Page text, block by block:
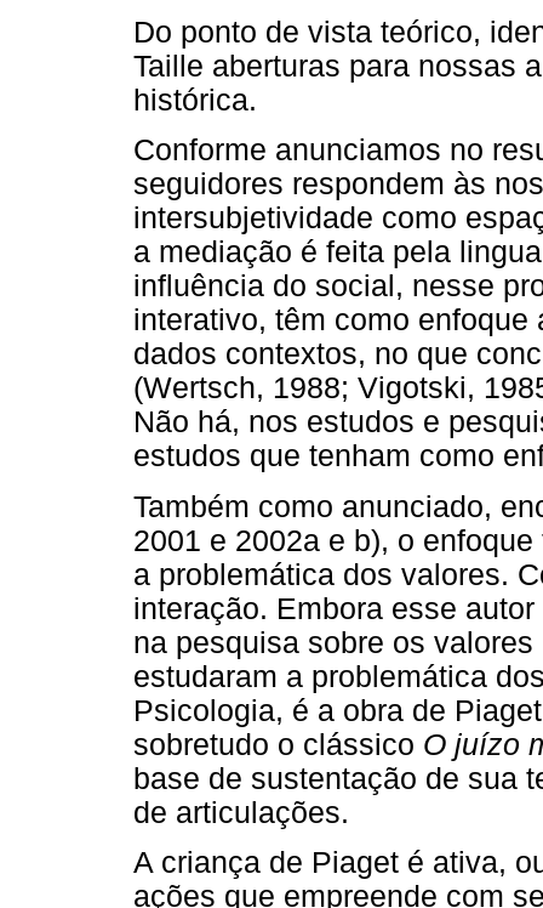
Do ponto de vista teórico,
Taille aberturas para nossas
histórica.
Conforme anunciamos no
seguidores respondem às
intersubjetividade como
a mediação é feita pela
influência do social, nesse
interativo, têm como
dados contextos, no que
(Wertsch, 1988; Vigotski,
Não há, nos estudos e
estudos que tenham como
Também como anunciado,
2001 e 2002a e b), o
a problemática dos valores.
interação. Embora esse
na pesquisa sobre os
estudaram a problemática
Psicologia, é a obra de
sobretudo o clássico O juízo
base de sustentação de sua
de articulações.
A criança de Piaget é ativa,
ações que empreende com